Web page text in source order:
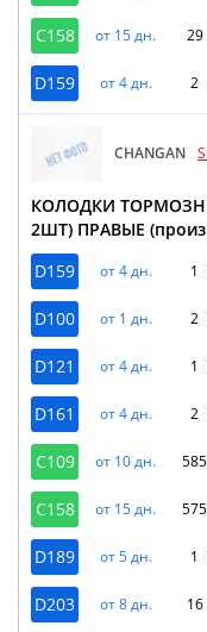
C158 от 15 дн.
D159 от 4 дн. 2
CHANGAN
КОЛОДКИ
2ШТ) ПРАВЫЕ
D159
от 4 дн. 1
D100 от 1 дн. 2
D121 от 4 дн. 1
D161 от 4 дн. 2
C109 от 10 дн.
C158 от 15 дн.
D189 от 5 дн. 1
D203 от 8 дн.